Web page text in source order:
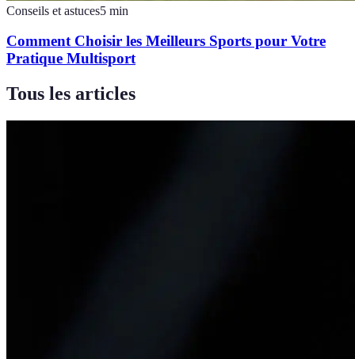
Conseils et astuces5 min
Comment Choisir les Meilleurs Sports pour Votre
Pratique Multisport
Tous les articles